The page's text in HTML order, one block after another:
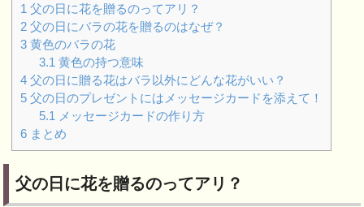
1 父の日に花を贈るのってアリ？
2 父の日にバラの花を贈るのはなぜ？
3 黄色のバラの花
3.1 黄色の持つ意味
4 父の日に贈る花はバラ以外にどんな花がいい？
5 父の日のプレゼントにはメッセージカードを添えて！
5.1 メッセージカードの作り方
6 まとめ
父の日に花を贈るのってアリ？